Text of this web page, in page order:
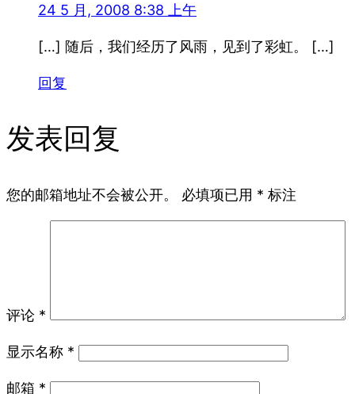
24 5 月, 2008 8:38 上午
[…] 随后，我们经历了风雨，见到了彩虹。 […]
回复
发表回复
您的邮箱地址不会被公开。 必填项已用 * 标注
评论 *
显示名称 *
邮箱 *